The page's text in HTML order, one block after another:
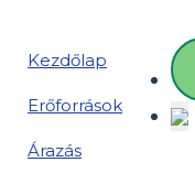
Kezdőlap
Erőforrások
Árazás